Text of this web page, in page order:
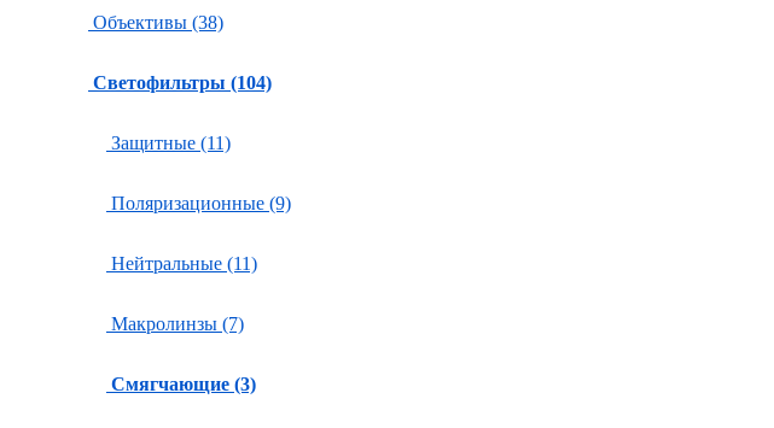
Объективы (38)
Светофильтры (104)
Защитные (11)
Поляризационные (9)
Нейтральные (11)
Макролинзы (7)
Смягчающие (3)